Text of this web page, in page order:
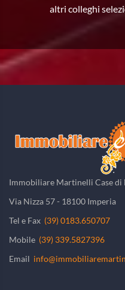
altri colleghi
Immobiliare Martinelli Case di
Via Nizza 57 - 18100 Imperia
Tel e Fax (39) 0183.650707
Mobile (39) 339.5827396
Email